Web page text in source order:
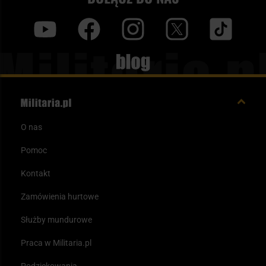
poszukiwaniu dodatkowych ładownic do karabinków AK, które
znacząco podniosą nasz komfort w przenoszeniu
magazynków, zachęcamy do zapoznania się z ofertą naszego
sklepu Militaria.pl. Posiadamy szeroki asortyment dostępnych
konfiguracjach i kolorach. Dzięki temu każdy znajdzie model
spełniający jego oczekiwania.
Blog
O nas
Pomoc
Kontakt
Zamówienia hurtowe
Służby mundurowe
Praca w Militaria.pl